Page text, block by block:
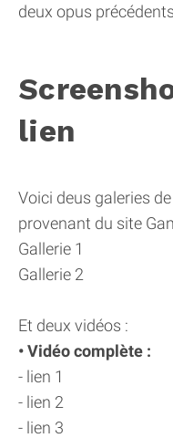
deux opus
lien
Voici deus galeries
provenant du site
Gallerie 1
Gallerie 2
Et deux vidéos :
• Vidéo complète :
- lien 1
- lien 2
- lien 3